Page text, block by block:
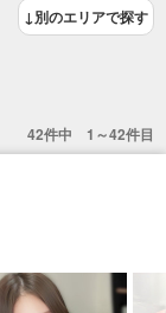
↓別のエリアで探す
42件中 1～42件目